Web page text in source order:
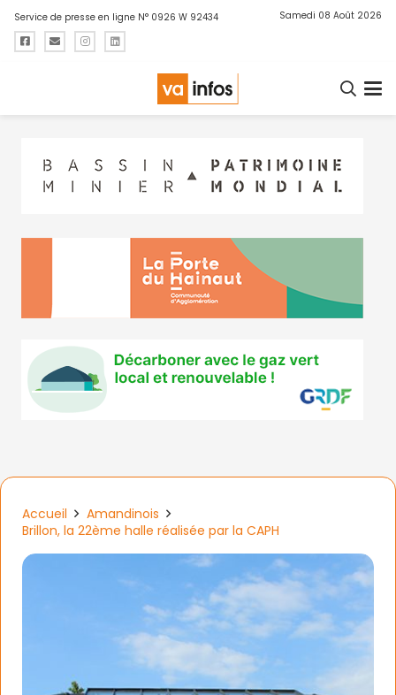
Service de presse en ligne N° 0926 W 92434 Samedi 08 Août 2026
Accueil
Amandinois
Brillon, la 22ème halle réalisée par la CAPH